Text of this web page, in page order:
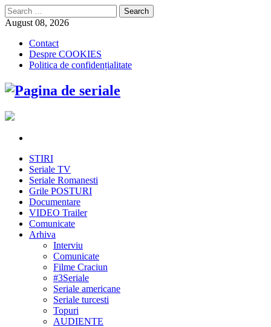
Search
for:
August 08, 2026
Contact
Despre COOKIES
Politica de confidențialitate
STIRI
Seriale TV
Seriale Romanesti
Grile POSTURI
Documentare
VIDEO Trailer
Comunicate
Arhiva
Interviu
Comunicate
Filme Craciun
#3Seriale
Seriale americane
Seriale turcesti
Topuri
AUDIENTE